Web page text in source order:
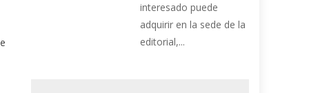
interesado puede
adquirir en la sede de la
editorial,...